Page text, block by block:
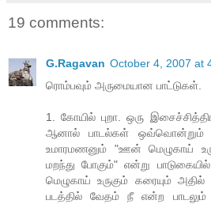
19 comments:
G.Ragavan October 4, 2007 at
ரொம்பவும் அருமையான பாட்டுகள்.
1. கோயில் புறா. ஒரு
ஆனால் பாடல்கள் ஒவ்வொன்றும்
உமாரமணனும் "ஊன் மெழுகாய்
மறந்து போகும்" என்று
மெழுகாய் உருகும் கரையும்
படத்தில் வேதம் நீ என்ற